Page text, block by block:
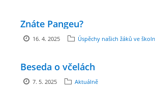
© 2026 eStránky.cz
Znáte Pangeu?
16. 4. 2025 Úspěchy našich žáků ve
Beseda o včelách
7. 5. 2025 Aktuálně